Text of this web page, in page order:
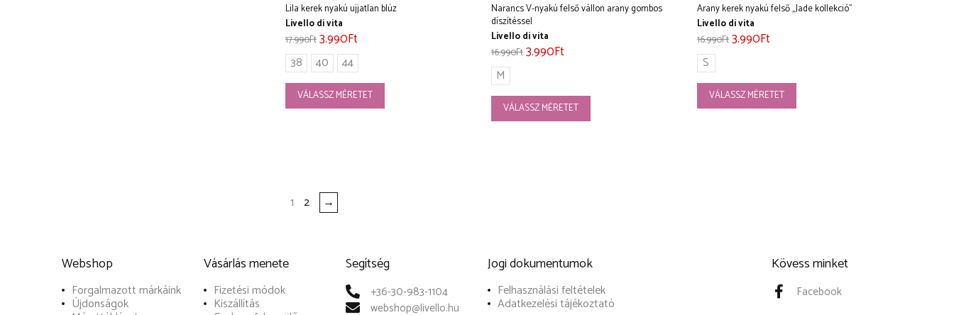
Lila kerek nyakú ujjatlan blúz
Livello di vita
17.990Ft3.990Ft
38 40 44
VÁLASSZ MÉRETET
Narancs V-nyakú felső vállon arany gombos
díszítéssel
Livello di vita
16.990Ft3.990Ft
M
VÁLASSZ MÉRETET
Arany kerek nyakú felső „Jade kollekció”
Livello di vita
16.990Ft3.990Ft
S
VÁLASSZ MÉRETET
1 2 →
Webshop
Forgalmazott márkáink
Újdonságok
Vásárlás menete
Fizetési módok
Kiszállítás
Segítség
+36-30-983-1104
webshop@livello.hu
Jogi dokumentumok
Felhasználási feltételek
Adatkezelési tájékoztató
Kövess minket
Facebook